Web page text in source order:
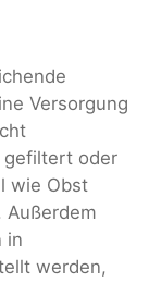
Versorgung
gefiltert oder
wie Obst
in
werden,